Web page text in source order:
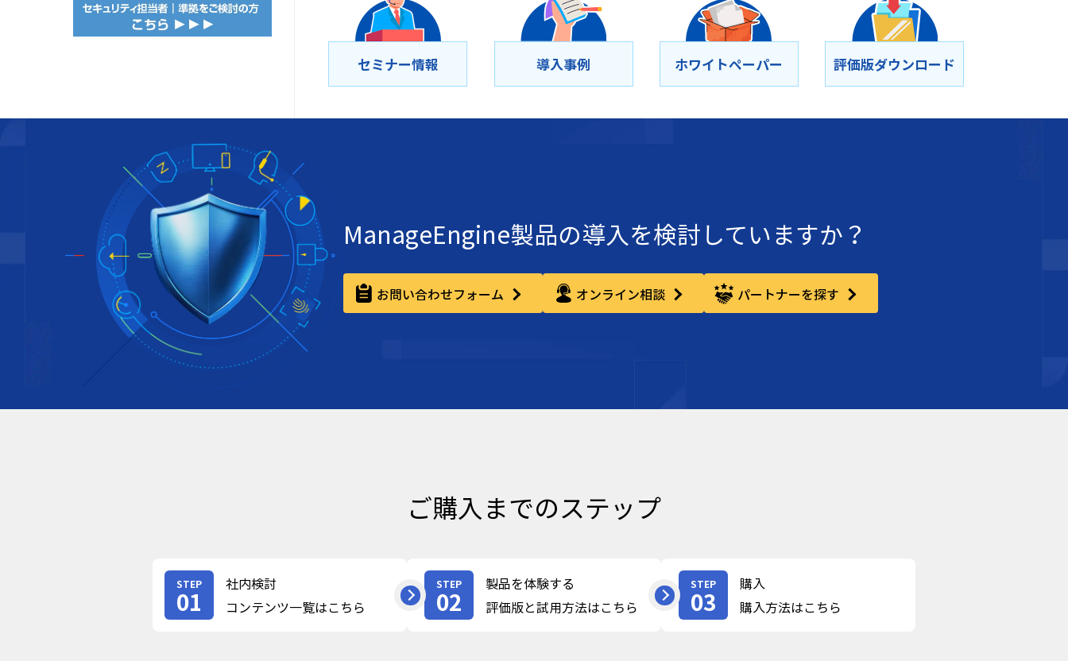
セミナー情報 導⼊事例 ホワイトペーパー 評価版ダウンロード
ManageEngine製品の導入を検討していますか？
お問い合わせフォーム オンライン相談 パートナーを探す
ご購入までのステップ
STEP
01
社内検討
コンテンツ一覧はこちら
STEP
02
製品を体験する
評価版と試用方法はこちら
STEP
03
購入
購入方法はこちら